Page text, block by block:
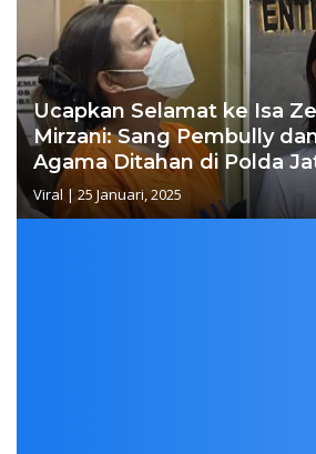
Ucapkan Selamat ke Isa
Mirzani: Sang Pembully
Agama Ditahan di Polda
Viral | 25 Januari, 2025